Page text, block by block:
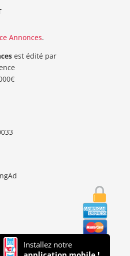
Annonces.
est édité par
Installez notre